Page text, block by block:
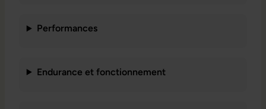
Performances
Endurance et fonctionnement